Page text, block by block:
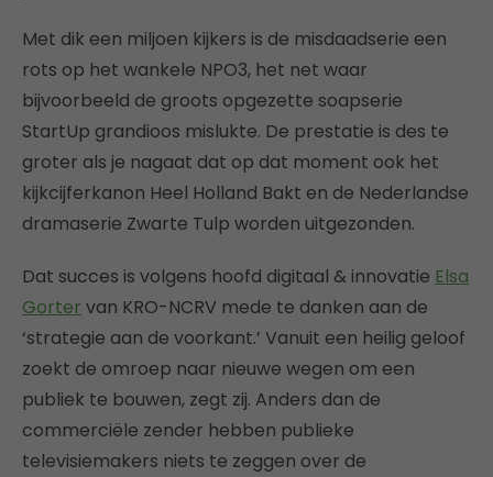
Met dik een miljoen kijkers is de misdaadserie een
rots op het wankele NPO3, het net waar
bijvoorbeeld de groots opgezette soapserie
StartUp grandioos mislukte. De prestatie is des te
groter als je nagaat dat op dat moment ook het
kijkcijferkanon Heel Holland Bakt en de Nederlandse
dramaserie Zwarte Tulp worden uitgezonden.
Dat succes is volgens hoofd digitaal & innovatie Elsa
Gorter van KRO-NCRV mede te danken aan de
‘strategie aan de voorkant.’ Vanuit een heilig geloof
zoekt de omroep naar nieuwe wegen om een
publiek te bouwen, zegt zij. Anders dan de
commerciële zender hebben publieke
televisiemakers niets te zeggen over de